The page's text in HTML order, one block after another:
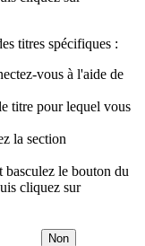
titres spécifiques :
vous à l'aide de
titre pour lequel vous
la section
basculez le bouton du
cliquez sur
Non